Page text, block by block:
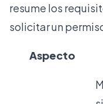
resume los
solicitar un
Aspecto